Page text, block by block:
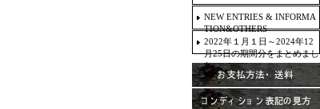
NEW ENTRIES & INFORMA
TION&OTHERS
2022年１月１日～2024年12
月25日の期間分をまとめまし
た。